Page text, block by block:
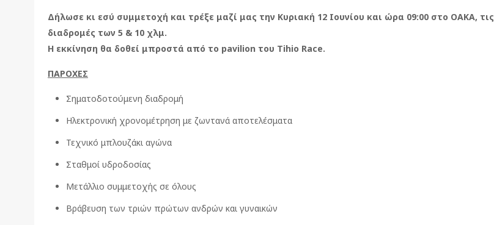
Δήλωσε κι εσύ συμμετοχή και τρέξε μαζί μας την Κυριακή 12 Ιουνίου και ώρα 09:00 στο ΟΑΚΑ, τις
διαδρομές των 5 & 10 χλμ.
Η εκκίνηση θα δοθεί μπροστά από το pavilion του Tihio Race.
ΠΑΡΟΧΕΣ
Σηματοδοτούμενη διαδρομή
Ηλεκτρονική χρονομέτρηση με ζωντανά αποτελέσματα
Τεχνικό μπλουζάκι αγώνα
Σταθμοί υδροδοσίας
Μετάλλιο συμμετοχής σε όλους
Βράβευση των τριών πρώτων ανδρών και γυναικών